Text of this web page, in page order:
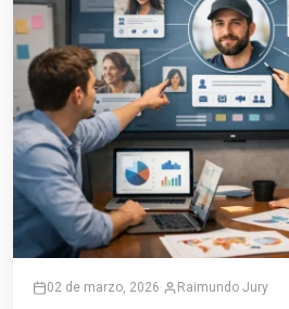
02 de marzo, 2026· Raimundo Jury